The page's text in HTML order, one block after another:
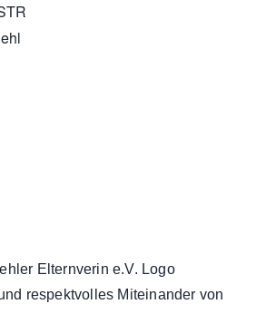
respektvolles Miteinander von